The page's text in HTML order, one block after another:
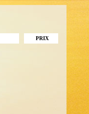
PRIX